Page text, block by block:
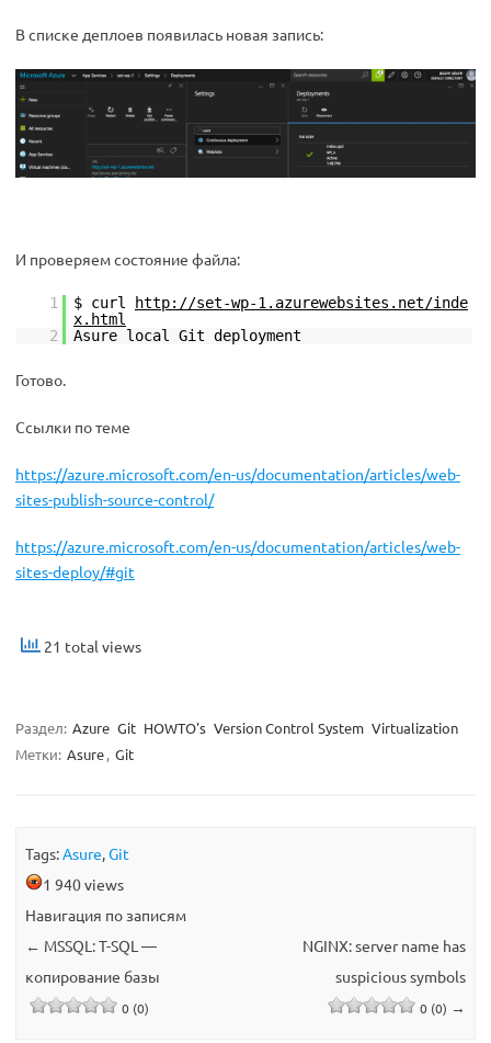
В списке деплоев появилась новая запись:
И проверяем состояние файла:
1 $ curl
http://set-wp-1.azurewebsites.net/inde
x.html
2
Asure local Git deployment
Готово.
Ссылки по теме
https://azure.microsoft.com/en-us/documentation/articles/web-
sites-publish-source-control/
https://azure.microsoft.com/en-us/documentation/articles/web-
sites-deploy/#git
21 total views
Раздел: Azure Git HOWTO's Version Control System Virtualization
Метки: Asure, Git
Tags:Asure,Git
1 940 views
Навигация по записям
← MSSQL: T-SQL —
копирование базы
0 (0)
NGINX: server name has
suspicious symbols
0 (0) →